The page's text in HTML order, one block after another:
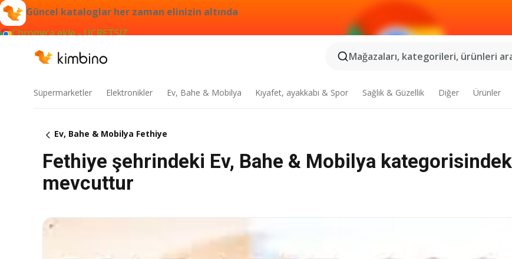
Güncel kataloglar her zaman elinizin altında
Chrome'a ekle - ÜCRETSİZ
Mağazaları, kategorileri, ürünleri
Süpermarketler Elektronikler Ev, Bahe & Mobilya Kıyafet, ayakkabı & Spor Sağlık & Güzellik Diğer Ürünler
Ev, Bahe & Mobilya Fethiye
Fethiye şehrindeki Ev, Bahe & Mobilya
mevcuttur